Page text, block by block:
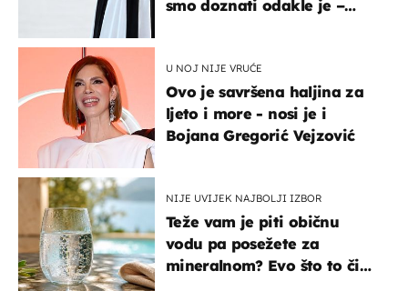
smo doznati odakle je –
U NOJ NIJE VRUĆE
Ovo je savršena haljina za
ljeto i more - nosi je i
Bojana Gregorić Vejzović
NIJE UVIJEK NAJBOLJI IZBOR
Teže vam je piti običnu
vodu pa posežete za
mineralnom? Evo što to čini